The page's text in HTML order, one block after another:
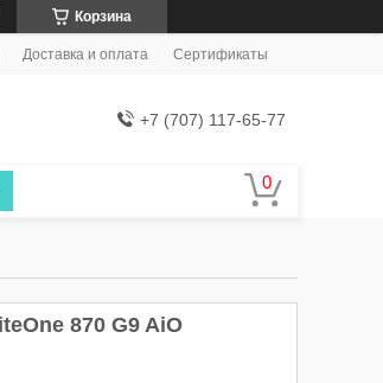
Корзина
Доставка и оплата Сертификаты
+7 (707) 117-65-77
870 G9 AiO